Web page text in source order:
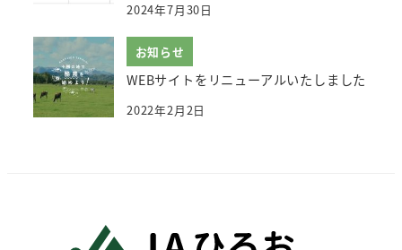
2024年7月30日
お知らせ
WEBサイトをリニューアルいたしました
2022年2月2日